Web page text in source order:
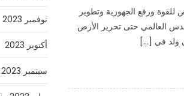
للقوة ورفع الجهوزية وتطوير
العالمي حتى تحرير الأرض
ولد في […]
نوفمبر 2023
أكتوبر 2023
سبتمبر 2023